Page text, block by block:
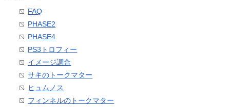
FAQ
PHASE2
PHASE4
PS3トロフィー
イメージ調合
サキのトークマター
ヒュムノス
フィンネルのトークマター